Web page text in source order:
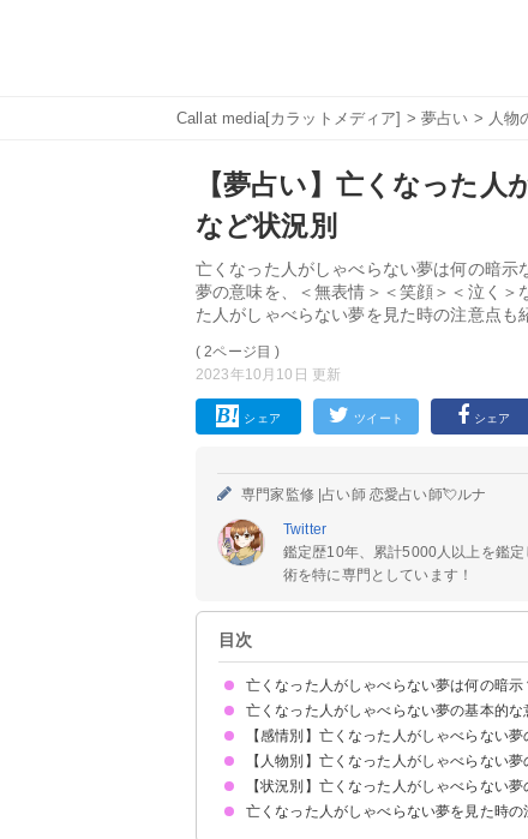
Callat media[カラットメディア] >夢占い > 人物
【夢占い】亡くなった
など状況別
亡くなった人がしゃべらない夢は何の暗
夢の意味を、＜無表情＞＜笑顔＞＜泣く＞
た人がしゃべらない夢を見た時の注意点も
( 2ページ目 )
2023年10月10日 更新
シェア ツイート シェア
専門家監修 |占い師 恋愛占い師💘ルナ
Twitter
鑑定歴10年、累計5000人以上を鑑
術を特に専門としています！
目次
亡くなった人がしゃべらない夢は何の暗示
亡くなった人がしゃべらない夢の基本的な
①あなたへの警告
②あなたがスランプや悩みを抱えていることを
状況によって意味が決まる
【感情別】亡くなった人がしゃべらない夢
亡くなった人が無言だが笑顔の夢【吉夢】
亡くなった人が無言で泣く夢【警告夢】
亡くなった人が無表情でしゃべらない夢【警告
亡くなった人が怒ってしゃべらない夢【警告夢
【人物別】亡くなった人がしゃべらない夢
亡くなった父がしゃべらない夢【吉夢】
亡くなった母がしゃべらない夢【吉夢】
亡くなった祖父がしゃべらない夢【吉夢】
亡くなった祖母がしゃべらない夢【吉夢】
亡くなった友達がしゃべらない夢【吉夢】
亡くなった恋人がしゃべらない夢【警告】
【状況別】亡くなった人がしゃべらない夢
亡くなった人が無言で抱きしめる夢【吉夢】
亡くなった人と無言で食事する夢【吉夢】
亡くなった人が無言で何かをくれる夢【吉夢】
亡くなった人がしゃべらない夢を見た時の